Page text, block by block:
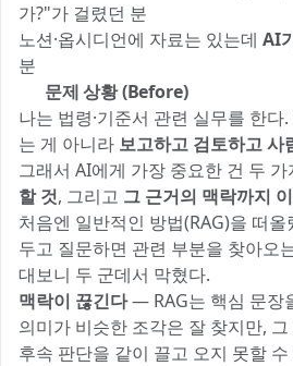
가?"가 걸렸던 분
노션·옵시디언에 자료는 있는데 AI
분
😫 문제 상황 (Before)
나는 법령·기준서 관련 실무를 한다
는 게 아니라 보고하고 검토하고 사
그래서 AI에게 가장 중요한 건 두
할 것, 그리고 그 근거의 맥락까지
처음엔 일반적인 방법(RAG)을 떠
두고 질문하면 관련 부분을 찾아오
대보니 두 군데서 막혔다.
맥락이 끊긴다— RAG는 핵심 문장
의미가 비슷한 조각은 잘 찾지만, 그
후속 판단을 같이 끌고 오지 못할 수